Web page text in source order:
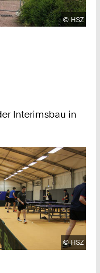
© HSZ
Interimsbau in
©HSZ